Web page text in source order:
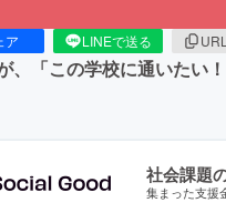
ア LINEで送る
、「この学校に通いたい
社会課題
集まった支援